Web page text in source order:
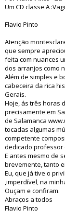
Um CD classe A
Flavio Pinto
Atenção
que sempre
feita com nuances
dos arranjos como
Além de simples e
cabeceira da rica
Gerais.
Hoje, ás três horas
precisamente em
de Salamanca
tocadas algumas
competente
dedicado professor
E antes mesmo de
brevemente, tanto
Eu, que já tive o
,imperdível, na
Ouçam e confiram.
Abraços a todos
Flavio Pinto